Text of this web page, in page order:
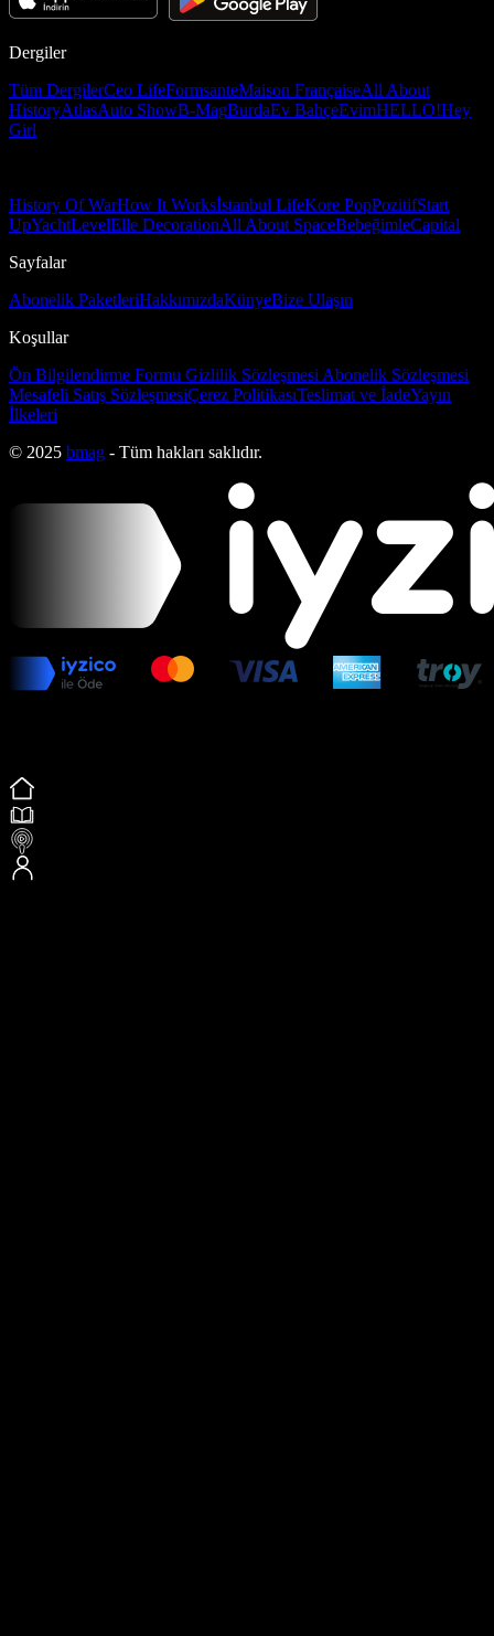
Dergiler
Tüm DergilerCeo LifeFormsanteMaison FrançaiseAll About
HistoryAtlasAuto ShowB-MagBurdaEv BahçeEvimHELLO!Hey
Girl
History Of WarHow It Worksİstanbul LifeKore PopPozitifStart
UpYachtLevelElle DecorationAll About SpaceBebeğimleCapital
Sayfalar
Abonelik PaketleriHakkımızdaKünyeBize Ulaşın
Koşullar
Ön Bilgilendirme Formu Gizlilik Sözleşmesi Abonelik Sözleşmesi
Mesafeli Satış SözleşmesiÇerez PolitikasıTeslimat ve İadeYayın
İlkeleri
© 2025 bmag - Tüm hakları saklıdır.